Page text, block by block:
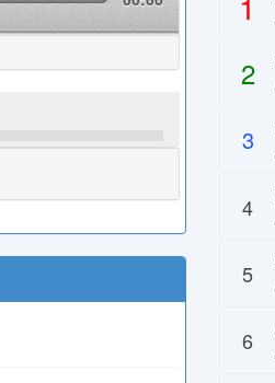
2
3
4
5
6